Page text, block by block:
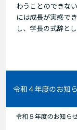
わうことのできな
には成長が実感で
し、学長の式辞とし
令和４年度のお知
令和８年度のお知ら